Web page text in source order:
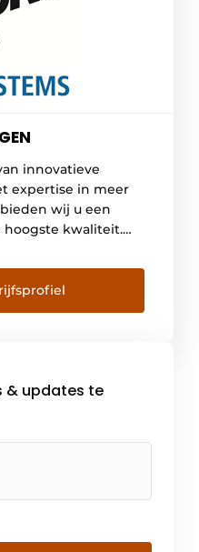
innovatieve
expertise in meer
wij u een
hoogste kwaliteit.
en verdere
dan 50 landen.
ondersteuning
& updates te